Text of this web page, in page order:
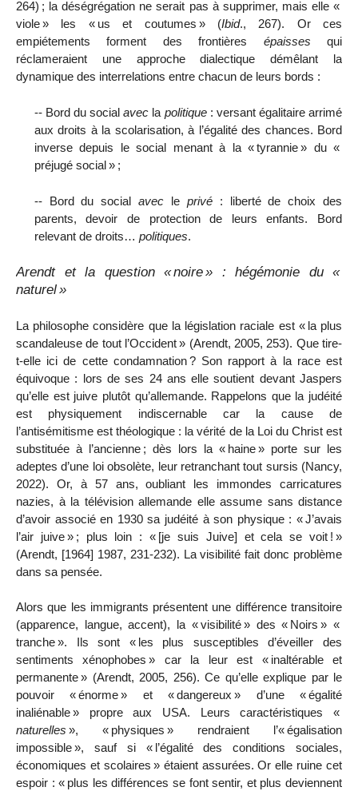
264) ; la déségrégation ne serait pas à supprimer, mais elle «
viole» les «us et coutumes » (Ibid.,267). Or ces
empiétements forment des frontières épaisses qui
réclameraient une approche dialectique démêlant la
dynamique des interrelations entre chacun de leurs bords :
-- Bord du socialavec la politique: versant égalitaire arrimé
aux droits à la scolarisation, à l’égalité des chances. Bord
inverse depuis le social menant à la «tyrannie» du «
préjugé social»;
-- Bord du socialavec le privé: liberté de choix des
parents, devoir de protection de leurs enfants. Bord
relevant de droits… politiques.
Arendt et la question «noire» : hégémonie du «
naturel»
La philosophe considère que la législation raciale est « la plus
scandaleuse de tout l’Occident» (Arendt, 2005, 253). Que tire-
t-elle ici de cette condamnation? Son rapport à la race est
équivoque : lors de ses 24 ans elle soutient devant Jaspers
qu’elle est juive plutôt qu’allemande. Rappelons que la judéité
est physiquement indiscernable car la cause de
l’antisémitisme est théologique : la vérité de la Loi du Christ est
substituée à l’ancienne ; dès lors la « haine» porte sur les
adeptes d’une loi obsolète, leur retranchant tout sursis (Nancy,
2022). Or, à 57 ans, oubliant les immondes carricatures
nazies, à la télévision allemande elle assume sans distance
d’avoir associé en 1930 sa judéité à son physique : «J’avais
l’air juive» ; plus loin : « [je suis Juive] et cela se voit ! »
(Arendt, [1964] 1987, 231-232). La visibilité fait donc problème
dans sa pensée.
Alors que les immigrants présentent une différence transitoire
(apparence, langue, accent), la «visibilité» des « Noirs » «
tranche». Ils sont « les plus susceptibles d’éveiller des
sentiments xénophobes » car la leur est « inaltérable et
permanente» (Arendt, 2005, 256). Ce qu’elle explique par le
pouvoir « énorme » et «dangereux » d’une «égalité
inaliénable» propre aux USA. Leurs caractéristiques «
naturelles », « physiques » rendraient l’«égalisation
impossible», sauf si « l’égalité des conditions sociales,
économiques et scolaires » étaient assurées. Or elle ruine cet
espoir : « plus les différences se font sentir, et plus deviennent